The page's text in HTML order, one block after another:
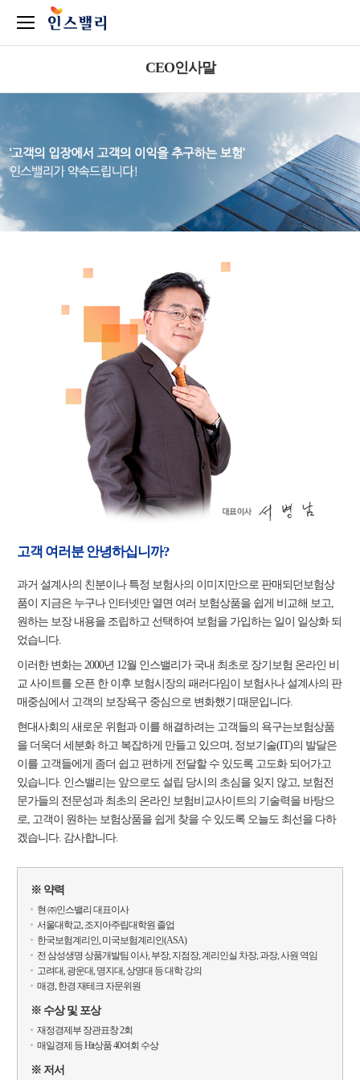
CEO인사말
고객 여러분 안녕하십니까?
과거 설계사의 친분이나 특정 보험사의 이미지만으로 판매되던보험상
품이 지금은 누구나 인터넷만 열면 여러 보험상품을 쉽게 비교해 보고,
원하는 보장 내용을 조립하고 선택하여 보험을 가입하는 일이 일상화 되
었습니다.
이러한 변화는 2000년 12월 인스밸리가 국내 최초로 장기보험 온라인 비
교 사이트를 오픈 한 이후 보험시장의 패러다임이 보험사나 설계사의 판
매중심에서 고객의 보장욕구 중심으로 변화했기 때문입니다.
현대사회의 새로운 위험과 이를 해결하려는 고객들의 욕구는보험상품
을 더욱더 세분화 하고 복잡하게 만들고 있으며, 정보기술(IT)의 발달은
이를 고객들에게 좀더 쉽고 편하게 전달할 수 있도록 고도화 되어가고
있습니다. 인스밸리는 앞으로도 설립 당시의 초심을 잊지 않고, 보험전
문가들의 전문성과 최초의 온라인 보험비교사이트의 기술력을 바탕으
로, 고객이 원하는 보험상품을 쉽게 찾을 수 있도록 오늘도 최선을 다하
겠습니다. 감사합니다.
※ 약력
현 ㈜인스밸리 대표이사
서울대학교, 조지아주립대학원 졸업
한국보험계리인, 미국보험계리인(ASA)
전 삼성생명 상품개발팀 이사, 부장, 지점장, 계리인실 차장, 과장, 사원 역임
고려대, 광운대, 명지대, 상명대 등 대학 강의
매경, 한경 재테크 자문위원
※ 수상 및 포상
재정경제부 장관표창 2회
매일경제 등 Hit상품 40여회 수상
※ 저서